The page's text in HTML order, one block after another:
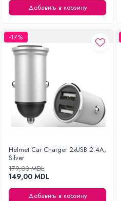
Добавить в корзину
-17%
Helmet Car Charger 2xUSB 2.4A,
Silver
179,00 MDL
149,00 MDL
Добавить в корзину